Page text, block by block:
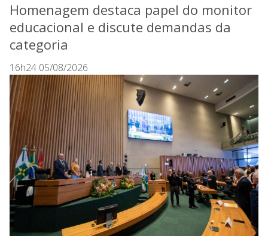
Homenagem destaca papel do monitor
educacional e discute demandas da
categoria
16h24 05/08/2026